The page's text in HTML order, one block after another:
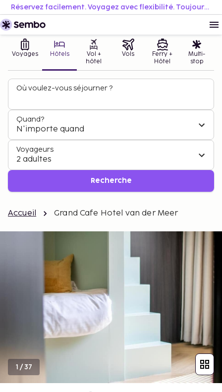
Réservez facilement. Voyagez avec flexibilité. Toujours au meilleur prix.
Voyages Hôtels
Vol +
hôtel
Vols
Ferry +
Hôtel
Multi-
stop
Où voulez-vous séjourner ?
Quand?
N'importe quand
Voyageurs
2 adultes
Recherche
Accueil Grand Cafe Hotel van der Meer
1 /37